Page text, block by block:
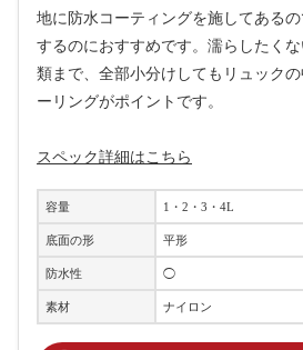
地に防水コーティングを施してある
するのにおすすめです。濡らしたく
類まで、全部小分けしてもリュック
ーリングがポイントです。
スペック詳細はこちら
容量 1・2・3・4L
底面の形 平形
防水性 ◯
素材 ナイロン